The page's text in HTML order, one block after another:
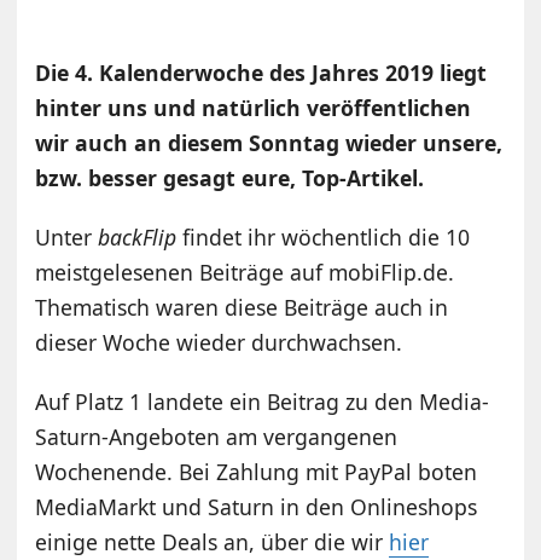
Die 4. Kalenderwoche des Jahres 2019 liegt
hinter uns und natürlich veröffentlichen
wir auch an diesem Sonntag wieder unsere,
bzw. besser gesagt eure, Top-Artikel.
UnterbackFlipfindet ihr wöchentlich die 10
meistgelesenen Beiträge auf mobiFlip.de.
Thematisch waren diese Beiträge auch in
dieser Woche wieder durchwachsen.
Auf Platz 1 landete ein Beitrag zu den Media-
Saturn-Angeboten am vergangenen
Wochenende. Bei Zahlung mit PayPal boten
MediaMarkt und Saturn in den Onlineshops
einige nette Deals an, über die wir hier